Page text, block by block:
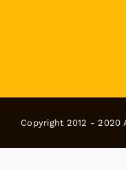
Copyright 2012 - 2020